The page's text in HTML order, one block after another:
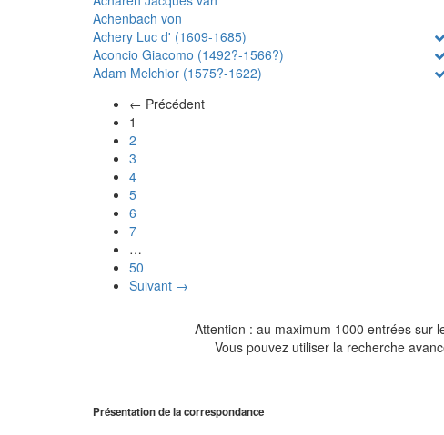
Achenbach von
Achery Luc d' (1609-1685)
Aconcio Giacomo (1492?-1566?)
Adam Melchior (1575?-1622)
← Précédent
1
2
3
4
5
6
7
…
50
Suivant →
Attention : au maximum 1000 entrées sur
Vous pouvez utiliser la recherche
Présentation de la correspondance